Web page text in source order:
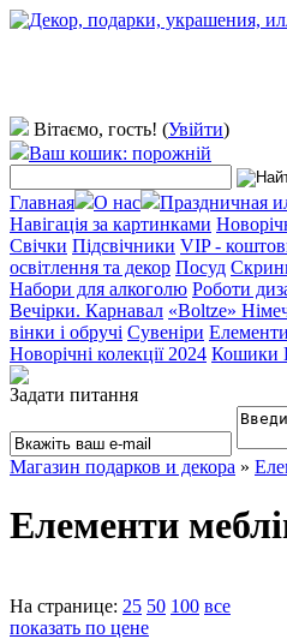
Вітаємо, гость! (Увійти)
Ваш кошик: порожній
Главная О нас Праздничная
Навігація за картинками
Свічки Підсвічники VIP -
освітлення та декор Посуд
Набори для алкоголю Роботи
Вечірки. Карнавал «Boltze»
вінки і обручі Сувеніри
Новорічні колекції 2024 Кошики
Задати питання
Магазин подарков и декора »
Елементи
На странице: 25 50 100 все
показать по цене